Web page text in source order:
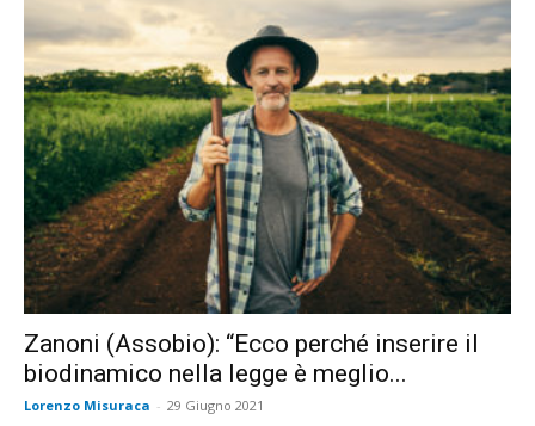
Zanoni (Assobio): “Ecco perché inserire il
biodinamico nella legge è meglio...
Lorenzo Misuraca - 29 Giugno 2021